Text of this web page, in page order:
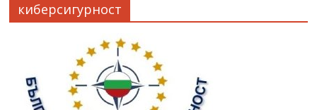
киберсигурност